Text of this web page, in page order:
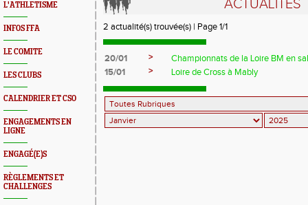
L'ATHLETISME
INFOS FFA
LE COMITE
LES CLUBS
CALENDRIER ET CSO
ENGAGEMENTS EN
LIGNE
ENGAGÉ(E)S
RÈGLEMENTS ET
CHALLENGES
ACTUALITÉS
2 actualité(s) trouvée(s) | Page 1/1
20/01 >
Championnats de la Loire BM en
15/01
> Loire de Cross à Mably